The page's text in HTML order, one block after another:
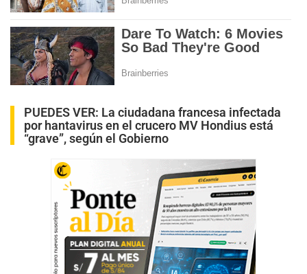
PUEDES VER: La ciudadana francesa infectada
por hantavirus en el crucero MV Hondius está
“grave”, según el Gobierno